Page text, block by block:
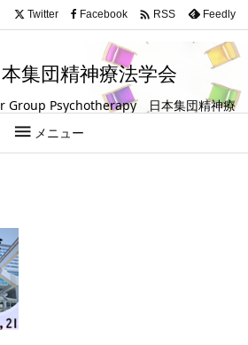
{ text-align: left; }
集団精神療法学会
Group Psychotherapy 日本集団精神療
）を活用して人の成長や回復を支援する
す。
 メニュー
Twitter Facebook  RSS Feedly